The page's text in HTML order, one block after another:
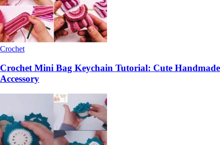
Crochet
Crochet Mini Bag Keychain Tutorial: Cute Handmade
Accessory